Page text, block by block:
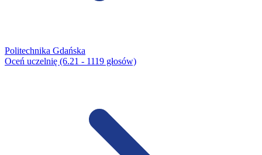
Politechnika Gdańska
Oceń uczelnię (6.21 - 1119 głosów)